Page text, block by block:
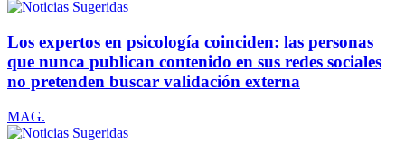
Los expertos en psicología coinciden: las personas
que nunca publican contenido en sus redes sociales
no pretenden buscar validación externa
MAG.